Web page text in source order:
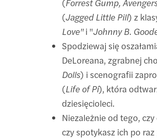
(Forrest Gump,
(Jagged Little Pill) z
Love"i "Johnny B.
Spodziewaj się
DeLoreana, zgrabnej
Dolls) i scenografii
(Life of Pi), która
dziesięcioleci.
Niezależnie od tego,
czy spotykasz ich po